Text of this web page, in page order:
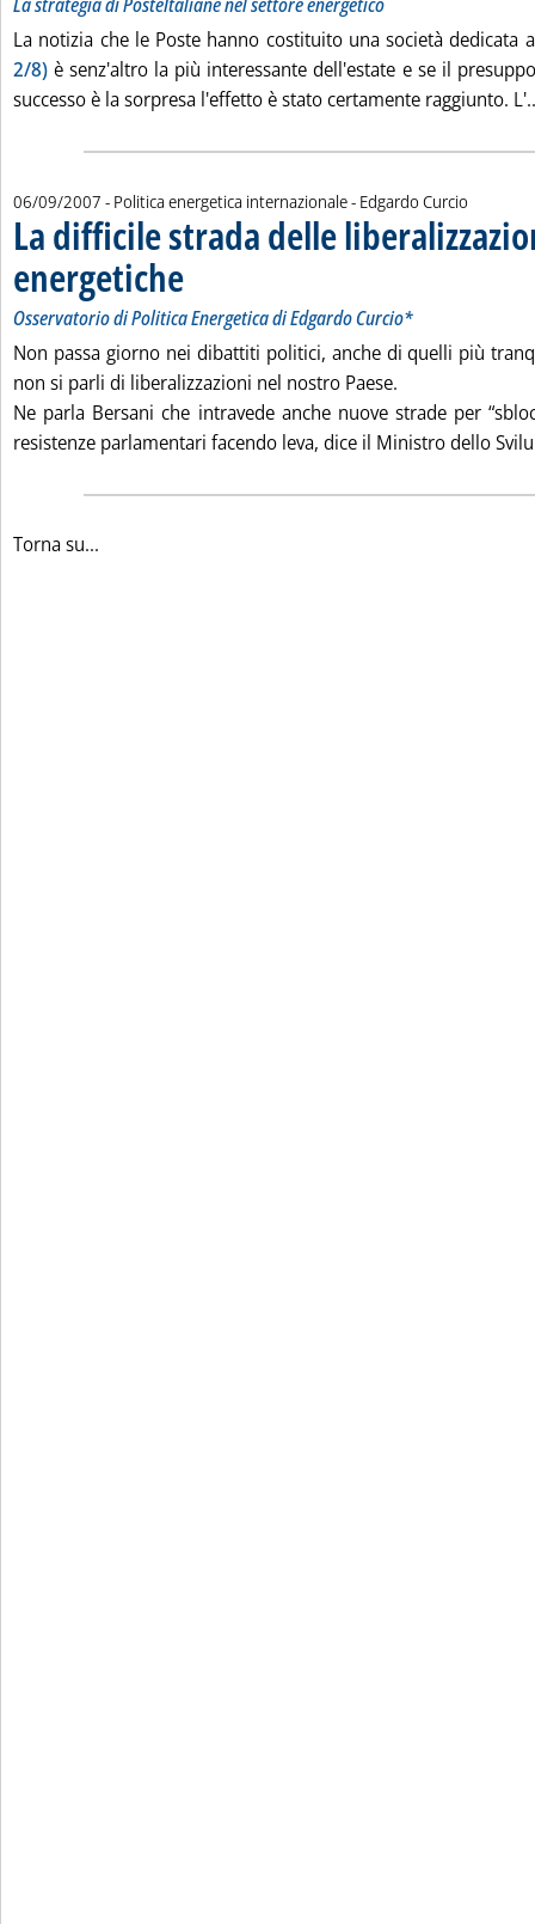
La notizia che le Poste hanno costituito una società dedicata
2/8) è senz'altro la più interessante dell'estate e se il
successo è la sorpresa l'effetto è stato certamente raggiunto.
06/09/2007 - Politica energetica internazionale - di:
Edgardo Curcio
La difficile strada delle
energetiche
Osservatorio di Politica Energetica di Edgardo Curcio*
Non passa giorno nei dibattiti politici, anche di quelli più
non si parli di liberalizzazioni nel nostro Paese.
Ne parla Bersani che intravede anche nuove strade per
resistenze parlamentari facendo leva, dice il Ministro dello
Torna su...